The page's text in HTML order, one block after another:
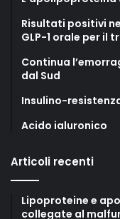
Risultati positivi
GLP-1 orale per il
Continua
dal Sud
Insulino-
Acido ialuronico
Articoli recenti
Lipoproteine e
collegate al